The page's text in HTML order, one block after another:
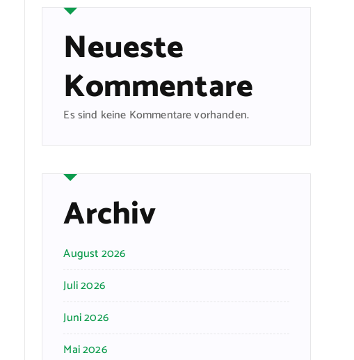
Neueste
Kommentare
Es sind keine Kommentare vorhanden.
Archiv
August 2026
Juli 2026
Juni 2026
Mai 2026